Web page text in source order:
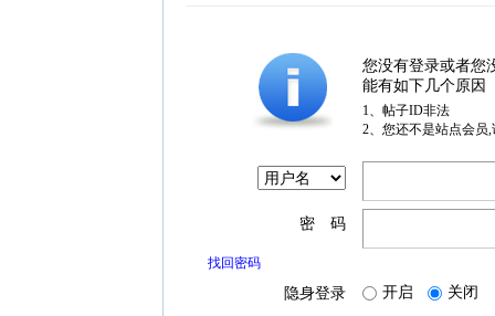
您没有登录或者您
能有如下几个原因
1、帖子ID非法
2、您还不是站点会员
密 码
找回密码
隐身登录 开启 关闭